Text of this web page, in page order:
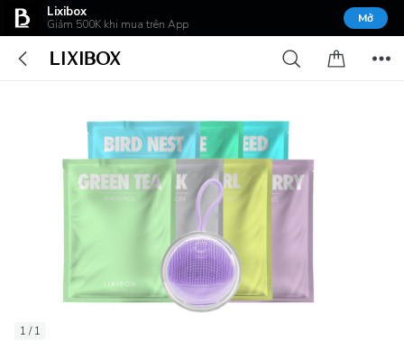
Lixibox
Giảm 500K khi mua trên App Mở
1 / 1